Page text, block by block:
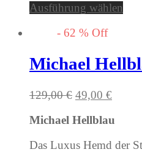
Ausführung wählen
- 62 % Off
Michael
129,00€ Ursprünglicher
war:
49,00 €
ist:
Michael Hellblau
Das Luxus Hemd der